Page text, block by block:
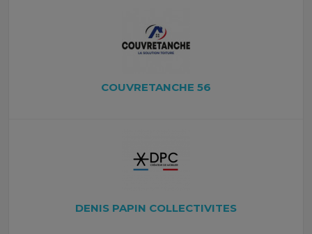
COUVRETANCHE 56
DENIS PAPIN COLLECTIVITES